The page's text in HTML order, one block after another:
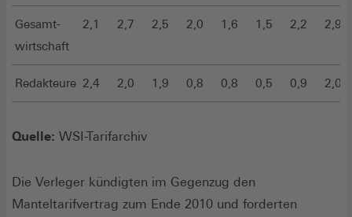
Gesamt-
wirtschaft
2,1 2,7 2,5 2,0 1,6 1,5 2,2 2,9
Redakteure 2,4 2,0 1,9 0,8 0,8 0,5 0,9 2,0
Quelle: WSI-Tarifarchiv
Die Verleger kündigten im Gegenzug den
Manteltarifvertrag zum Ende 2010 und forderten